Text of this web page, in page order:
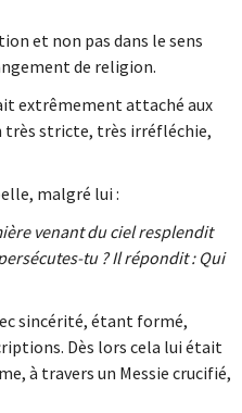
et non pas dans le sens
de religion.
extrêmement attaché aux
très stricte, très irréfléchie,
malgré lui :
venant du ciel resplendit
tu ? Il répondit : Qui
sincérité, étant formé,
Dès lors cela lui était
à travers un Messie crucifié,